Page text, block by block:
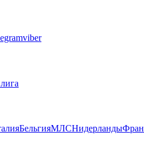
viber
БельгияМЛСНидерланды